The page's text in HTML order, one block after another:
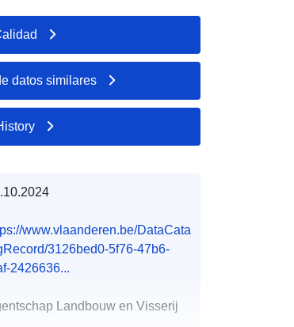
datos similares
www.vlaanderen.be/DataCata
3126bed0-5f76-47b6-
2426636...
Landbouw en Visserij